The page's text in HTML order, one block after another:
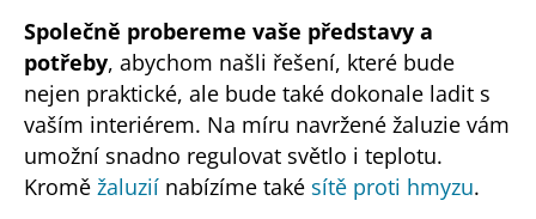
Společně probereme vaše představy a
potřeby, abychom našli řešení, které bude
nejen praktické, ale bude také dokonale ladit s
vaším interiérem. Na míru navržené žaluzie vám
umožní snadno regulovat světlo i teplotu.
Kromě žaluzií nabízíme také sítě proti hmyzu.